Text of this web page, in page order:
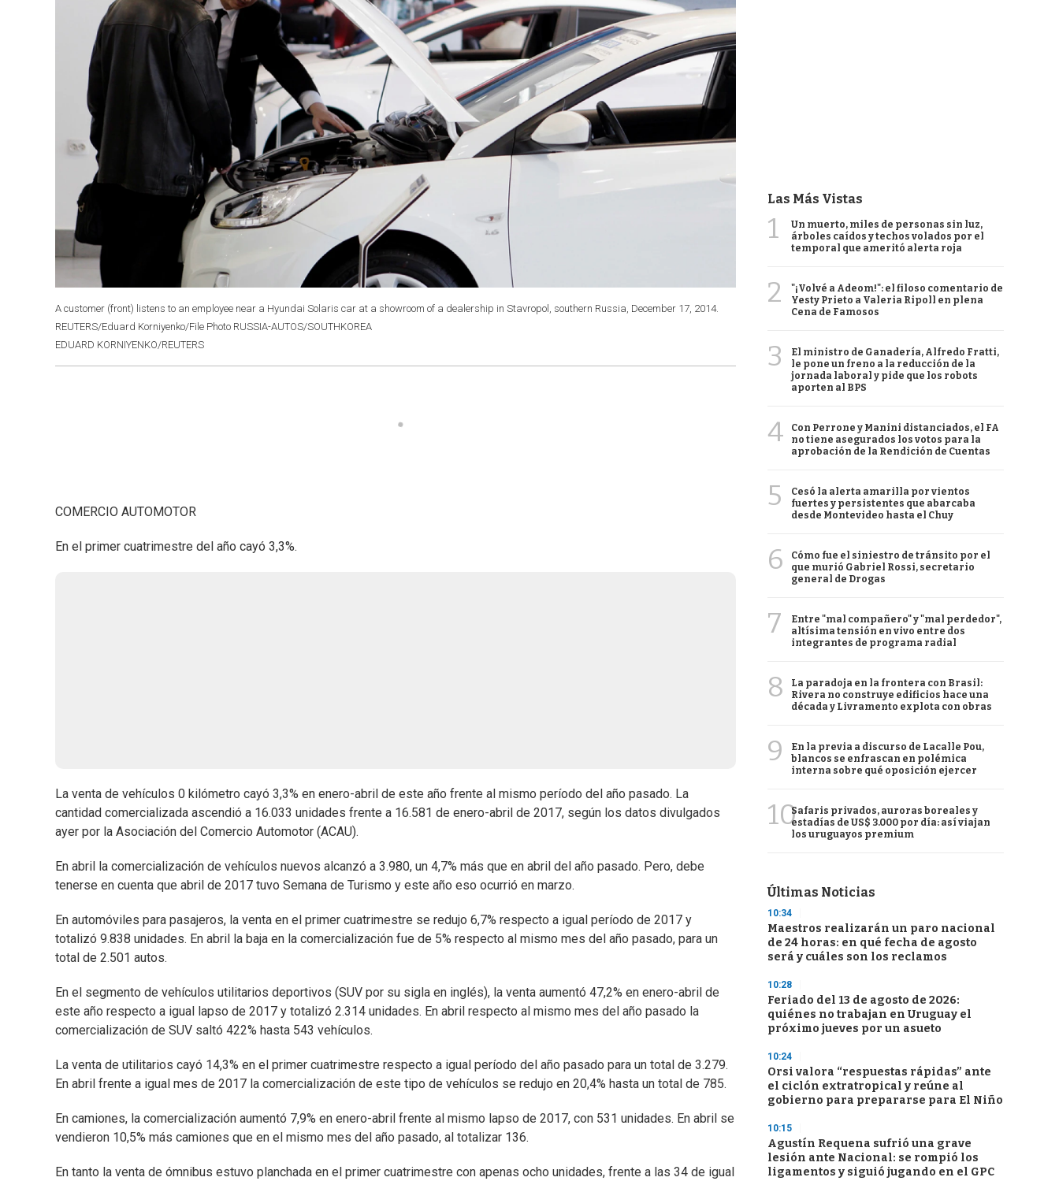
A customer (front) listens to an employee near a Hyundai Solaris car at a showroom of a dealership in Stavropol, southern Russia, December 17, 2014.
REUTERS/Eduard Korniyenko/File Photo RUSSIA-AUTOS/SOUTHKOREA
EDUARD KORNIYENKO/REUTERS
COMERCIO AUTOMOTOR
En el primer cuatrimestre del año cayó 3,3%.
La venta de vehículos 0 kilómetro cayó 3,3% en enero-abril de este año frente al mismo período del año pasado. La
cantidad comercializada ascendió a 16.033 unidades frente a 16.581 de enero-abril de 2017, según los datos divulgados
ayer por la Asociación del Comercio Automotor (ACAU).
En abril la comercialización de vehículos nuevos alcanzó a 3.980, un 4,7% más que en abril del año pasado. Pero, debe
tenerse en cuenta que abril de 2017 tuvo Semana de Turismo y este año eso ocurrió en marzo.
En automóviles para pasajeros, la venta en el primer cuatrimestre se redujo 6,7% respecto a igual período de 2017 y
totalizó 9.838 unidades. En abril la baja en la comercialización fue de 5% respecto al mismo mes del año pasado, para un
total de 2.501 autos.
En el segmento de vehículos utilitarios deportivos (SUV por su sigla en inglés), la venta aumentó 47,2% en enero-abril de
este año respecto a igual lapso de 2017 y totalizó 2.314 unidades. En abril respecto al mismo mes del año pasado la
comercialización de SUV saltó 422% hasta 543 vehículos.
La venta de utilitarios cayó 14,3% en el primer cuatrimestre respecto a igual período del año pasado para un total de 3.279.
En abril frente a igual mes de 2017 la comercialización de este tipo de vehículos se redujo en 20,4% hasta un total de 785.
En camiones, la comercialización aumentó 7,9% en enero-abril frente al mismo lapso de 2017, con 531 unidades. En abril se
vendieron 10,5% más camiones que en el mismo mes del año pasado, al totalizar 136.
En tanto la venta de ómnibus estuvo planchada en el primer cuatrimestre con apenas ocho unidades, frente a las 34 de igual
Las Más Vistas
1
Un muerto, miles de personas sin luz,
árboles caídos y techos volados por el
temporal que ameritó alerta roja
2
"¡Volvé a Adeom!": el filoso comentario de
Yesty Prieto a Valeria Ripoll en plena
Cena de Famosos
3
El ministro de Ganadería, Alfredo Fratti,
le pone un freno a la reducción de la
jornada laboral y pide que los robots
aporten al BPS
4
Con Perrone y Manini distanciados, el FA
no tiene asegurados los votos para la
aprobación de la Rendición de Cuentas
5
Cesó la alerta amarilla por vientos
fuertes y persistentes que abarcaba
desde Montevideo hasta el Chuy
6
Cómo fue el siniestro de tránsito por el
que murió Gabriel Rossi, secretario
general de Drogas
7
Entre "mal compañero" y "mal perdedor",
altísima tensión en vivo entre dos
integrantes de programa radial
8
La paradoja en la frontera con Brasil:
Rivera no construye edificios hace una
década y Livramento explota con obras
9
En la previa a discurso de Lacalle Pou,
blancos se enfrascan en polémica
interna sobre qué oposición ejercer
10Safaris privados, auroras boreales y
estadías de US$ 3.000 por día: así viajan
los uruguayos premium
Últimas Noticias
10:34
Maestros realizarán un paro nacional
de 24 horas: en qué fecha de agosto
será y cuáles son los reclamos
10:28
Feriado del 13 de agosto de 2026:
quiénes no trabajan en Uruguay el
próximo jueves por un asueto
10:24
Orsi valora “respuestas rápidas” ante
el ciclón extratropical y reúne al
gobierno para prepararse para El Niño
10:15
Agustín Requena sufrió una grave
lesión ante Nacional: se rompió los
ligamentos y siguió jugando en el GPC